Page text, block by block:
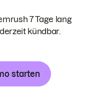
7 Tage lang
kündbar.
starten